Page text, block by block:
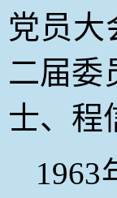
党员大
二届委
士、程
1963